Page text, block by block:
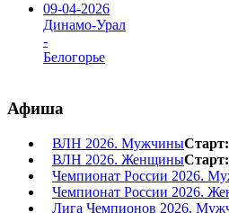
09-04-2026
Динамо-Урал
-
Белогорье
Афиша
ВЛН 2026. Мужчины
ВЛН 2026. Женщины
Чемпионат России 2026.
Чемпионат России 2026.
Лига Чемпионов 2026.